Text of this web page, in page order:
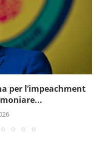
per l’impeachment